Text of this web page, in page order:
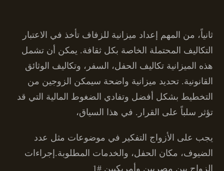
ثانياً، من المهم إعداد ميزانية للزفاف تأخذ في الاعتبار
التكاليف المحتملة الخاصة بكل ثقافة. يمكن أن تشمل
هذه الميزانية تكاليف الحفل، السفر، وتكاليف الوثائق
القانونية. تحديد ميزانية واضحة سيمكن الزوجين من
التخطيط بشكل أفضل وتفادي الضغوط المالية التي قد
تؤثر سلباً على القرار. في هذا السياق،
يجب على الأزواج التفكير في موضوعات مثل عدد
الضيوف، مكان الحفل، والخدمات المطلوبة.إجراءات
الزواج بين مصريين وأمريكيين #1